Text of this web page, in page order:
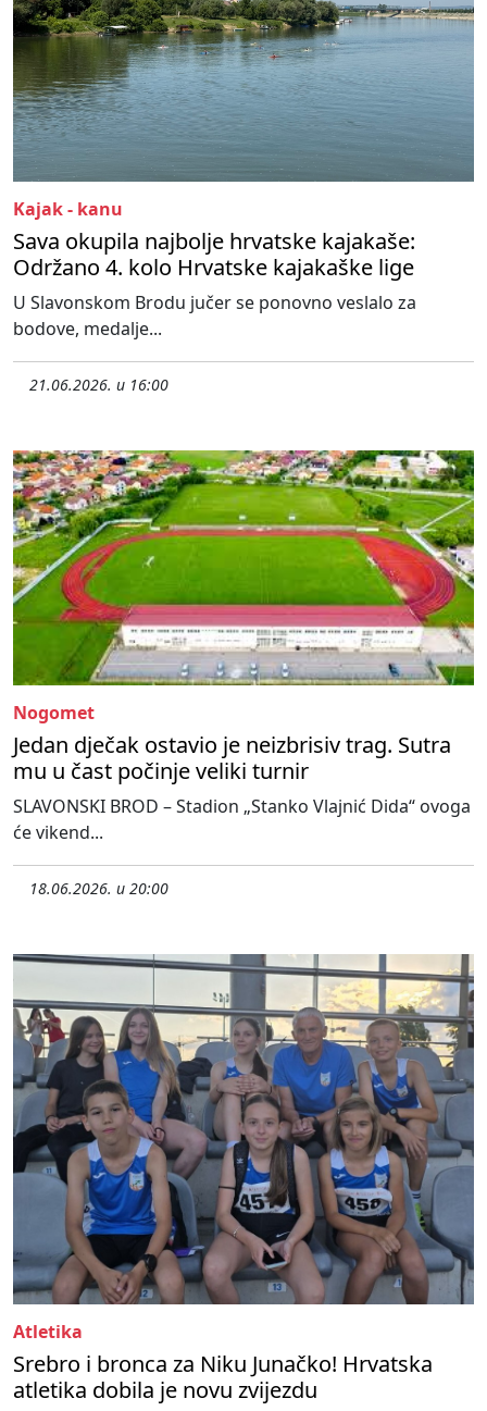
Kajak - kanu
Sava okupila najbolje hrvatske kajakaše:
Održano 4. kolo Hrvatske kajakaške lige
U Slavonskom Brodu jučer se ponovno veslalo za
bodove, medalje...
21.06.2026. u 16:00
Nogomet
Jedan dječak ostavio je neizbrisiv trag. Sutra
mu u čast počinje veliki turnir
SLAVONSKI BROD – Stadion „Stanko Vlajnić Dida“ ovoga
će vikend...
18.06.2026. u 20:00
Atletika
Srebro i bronca za Niku Junačko! Hrvatska
atletika dobila je novu zvijezdu